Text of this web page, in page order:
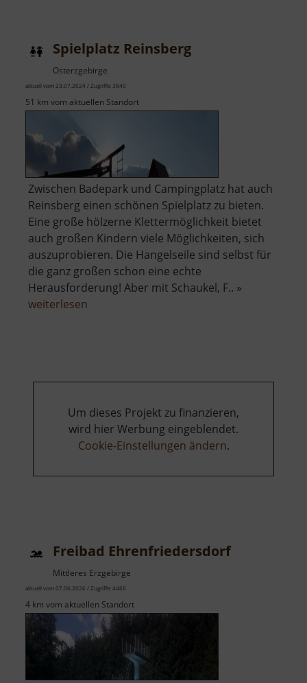
Spielplatz Reinsberg
Osterzgebirge
aktuell vom 23.07.2024 / Zugriffe: 3840
51 km vom aktuellen Standort
Zwischen Badepark und Campingplatz hat auch
Reinsberg einen schönen Spielplatz zu bieten.
Eine große hölzerne Klettermöglichkeit bietet
auch großen Kindern viele Möglichkeiten, sich
auszuprobieren. Die Hangelseile sind selbst für
die ganz großen schon eine echte
Herausforderung! Aber mit Schaukel, F.. »
weiterlesen
Um dieses Projekt zu finanzieren,
wird hier Werbung eingeblendet.
Cookie-Einstellungen ändern.
Freibad Ehrenfriedersdorf
Mittleres Erzgebirge
aktuell vom 07.06.2026 / Zugriffe: 4466
4 km vom aktuellen Standort